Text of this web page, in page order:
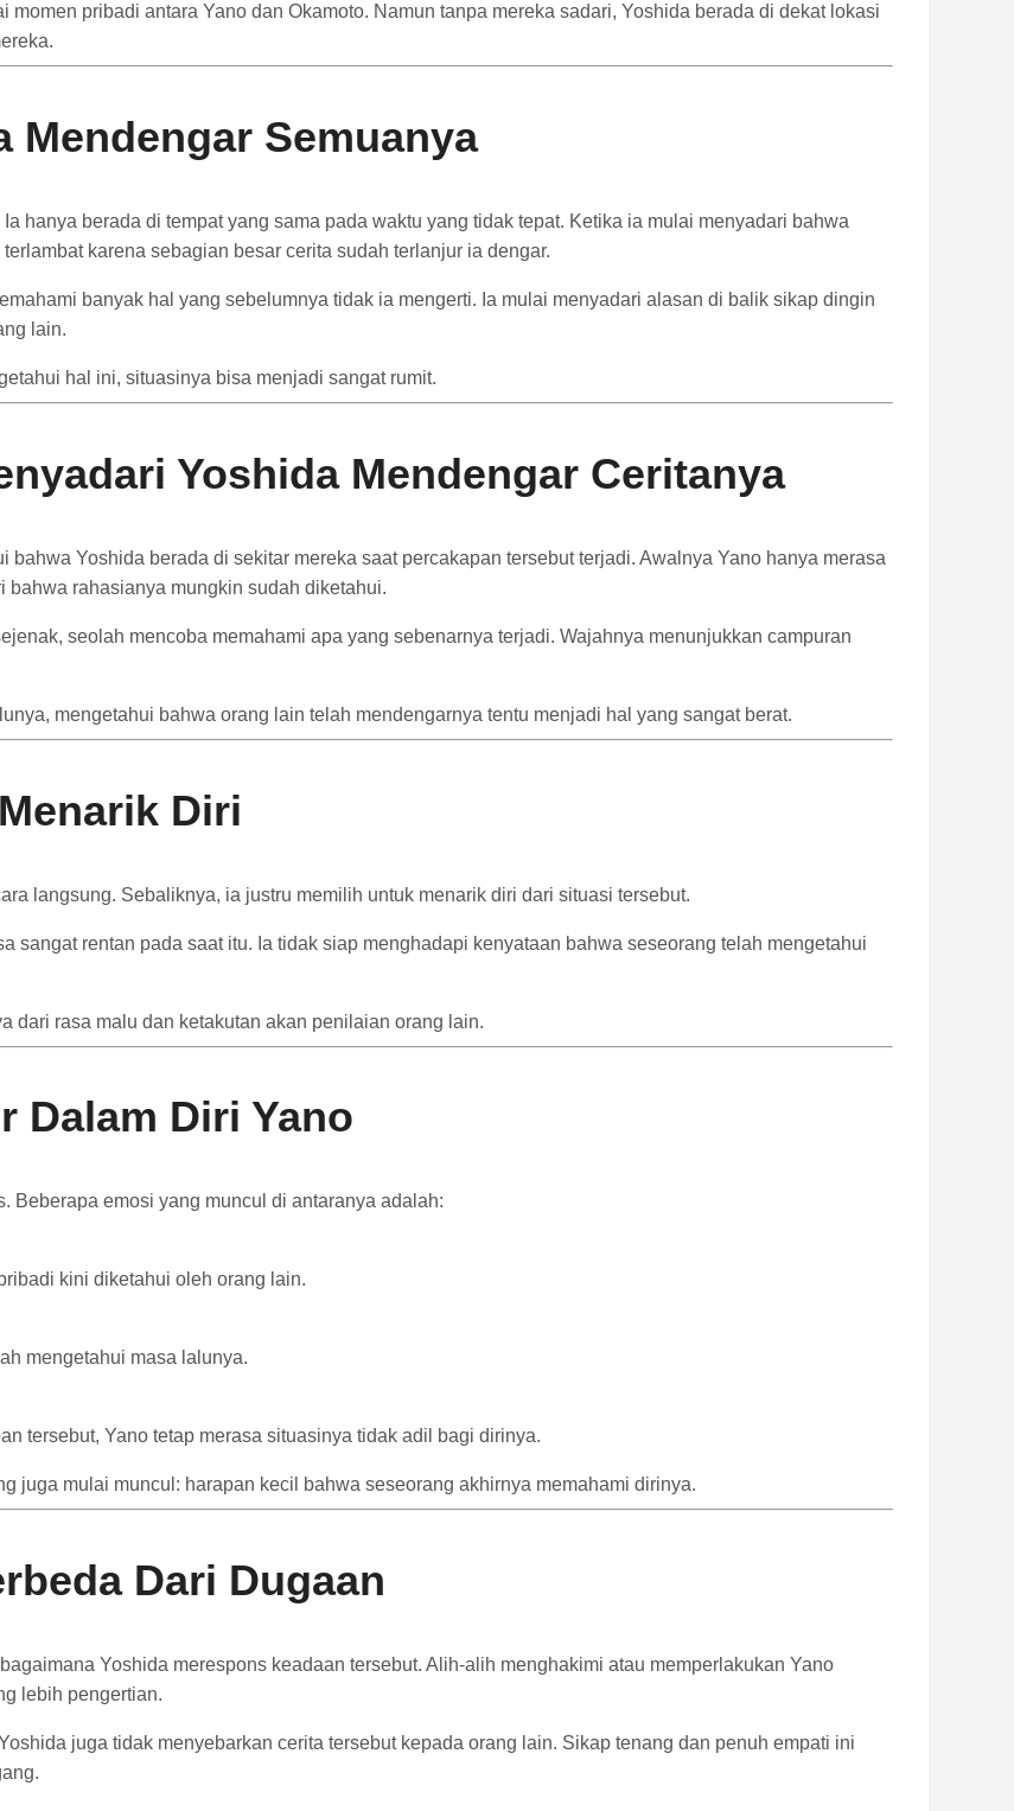
momen pribadi antara Yano dan Okamoto. Namun tanpa mereka sadari, Yoshida berada di dekat lokasi
Mendengar Semuanya
Ia hanya berada di tempatyang sama pada waktu yang tidak tepat. Ketika ia mulai menyadari bahwa
terlambat karena sebagian besar cerita sudah terlanjur ia dengar.
banyak hal yang sebelumnya tidak ia mengerti. Ia mulai menyadari alasan di balik sikap dingin
lain.
hal ini, situasinya bisa menjadi sangat rumit.
Yoshida Mendengar Ceritanya
bahwa Yoshida berada di sekitar mereka saat percakapan tersebutterjadi. Awalnya Yano hanya merasa
bahwa rahasianya mungkin sudah diketahui.
seolah mencoba memahami apa yang sebenarnya terjadi. Wajahnya menunjukkan campuran
mengetahui bahwa orang lain telah mendengarnya tentu menjadi hal yang sangat berat.
Menarik Diri
langsung. Sebaliknya, ia justru memilih untuk menarik diri dari situasi tersebut.
sangat rentan pada saat itu. Ia tidak siap menghadapi kenyataan bahwa seseorang telah mengetahui
dari rasa malu dan ketakutan akan penilaian orang lain.
Dalam Diri Yano
Beberapa emosi yang muncul di antaranya adalah:
kini diketahui oleh orang lain.
mengetahui masa lalunya.
tersebut, Yano tetap merasa situasinya tidak adil bagi dirinya.
juga mulai muncul: harapan kecil bahwa seseorang akhirnya memahami dirinya.
Dari Dugaan
bagaimana Yoshida merespons keadaan tersebut. Alih-alih menghakimi atau memperlakukan Yano
lebih pengertian.
juga tidak menyebarkan cerita tersebut kepada orang lain. Sikap tenang dan penuh empati ini